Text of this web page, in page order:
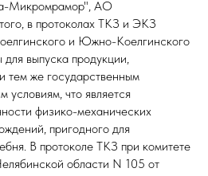
Микромрамор", АО
в протоколах ТКЗ и ЭКЗ
и Южно-Коелгинского
выпуска продукции,
тем же государственным
условиям, что является
физико-механических
пригодного для
В протоколе ТКЗ при комитете
области N 105 от